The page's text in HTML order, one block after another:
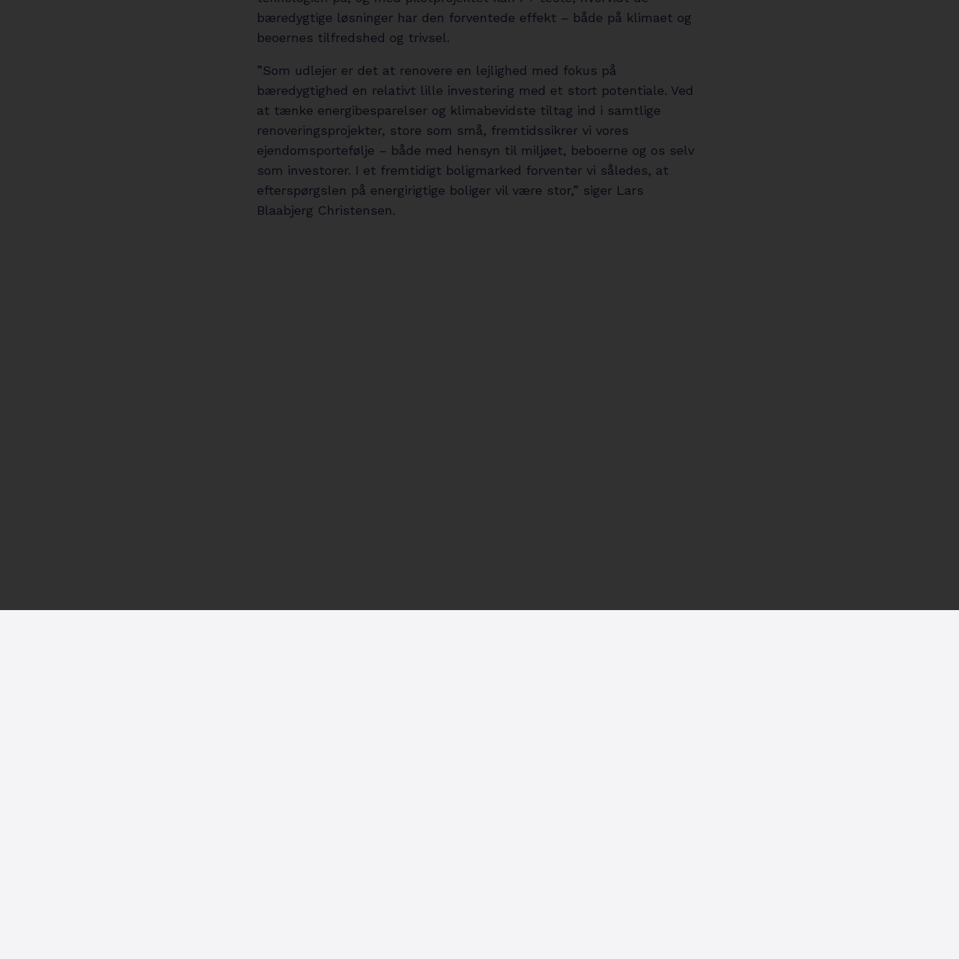
bæredygtige løsninger har den forventede effekt – både på klimaet og
beoernes tilfredshed og trivsel.
”Som udlejer er det at renovere en lejlighed med fokus på
bæredygtighed en relativt lille investering med et stort potentiale. Ved
at tænke energibesparelser og klimabevidste tiltag ind i samtlige
renoveringsprojekter, store som små, fremtidssikrer vi vores
ejendomsportefølje – både med hensyn til miljøet, beboerne og os selv
som investorer. I et fremtidigt boligmarked forventer vi således, at
efterspørgslen på energirigtige boliger vil være stor,” siger Lars
Blaabjerg Christensen.